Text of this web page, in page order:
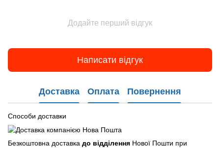
Додайте перший відгук
Написати відгук
Доставка Оплата Повернення
Способи доставки
Безкоштовна доставка до відділення Нової Пошти при